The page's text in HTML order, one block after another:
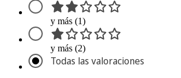
y más (1)
y más (2)
Todas las valoraciones